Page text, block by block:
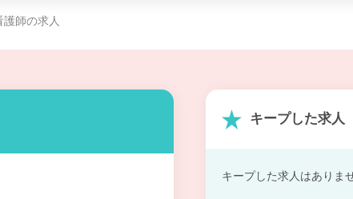
師の求人
キープした求人
キープした求人はありま